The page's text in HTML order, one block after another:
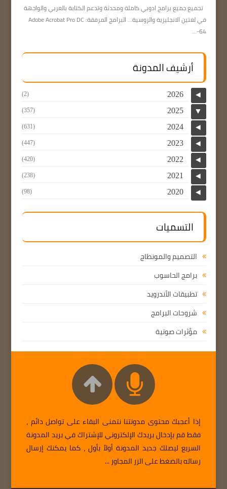
تجميع جميع برامج ادوبي كاملة ومحدثة وتدعم الكتابة بالعربي والواجهة
في لغتين الانجليزية والروسية… البرامج المرفقة: Adobe Acrobat Pro DC
64-...
أرشيف المدونة
◄
2026
(2)
▼
2025
(357)
◄
2024
(631)
◄
2023
(447)
◄
2022
(420)
◄
2021
(238)
◄
2020
(98)
التسميات
التصميم والمونطاج
برامج الحاسوب
تطبيقات الأندرويد
شروحات البرامج
مؤثرات صوتية
إذا أعجبك محتوى مدونتنا نتمنى البقاء على تواصل دائم ،
فقط قم بإدخال بريدك الإلكتروني للإشتراك في بريد المدونة
السريع ليصلك جديد المدونة أولاً بأول ، كما يمكنك إرسال
رساله بالضغط على الزر المجاور ...